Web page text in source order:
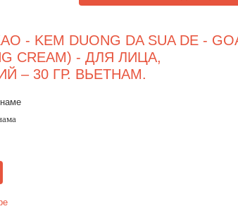
- KEM DUONG DA SUA DE -
CREAM) - ДЛЯ ЛИЦА,
– 30 ГР. ВЬЕТНАМ.